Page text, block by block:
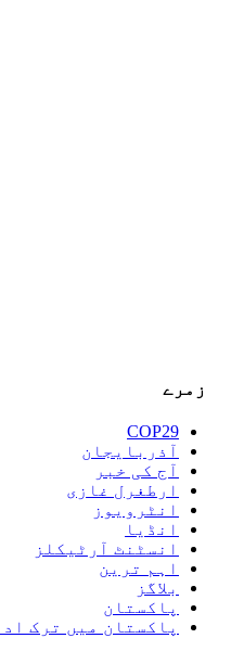
زمرے
COP29
آذربایجان
آج کی خبر
ارطغرل غازی
انٹرویوز
انڈیا
انسٹنٹ آرٹیکلز
اہم ترین
بلاگز
پاکستان
پاکستان میں ترک